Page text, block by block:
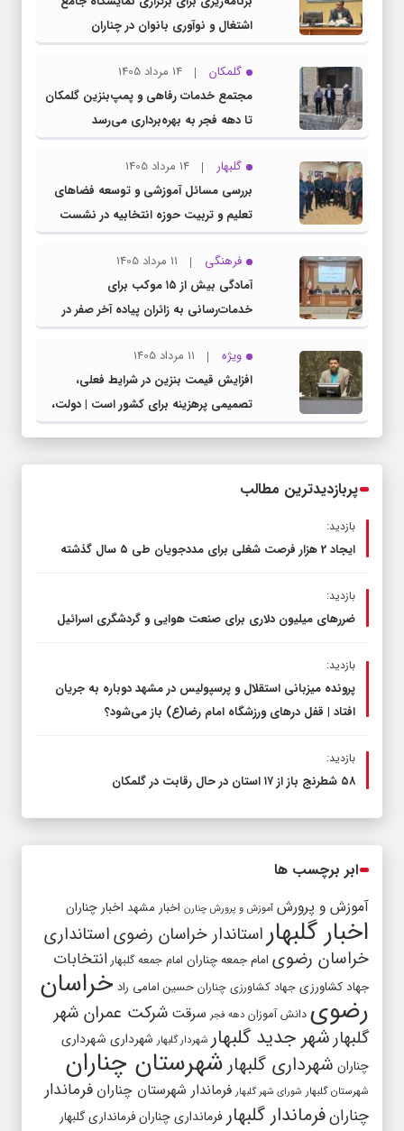
اشتغال و نوآوری بانوان در چناران
گلمکان
14 مرداد 1405
مجتمع خدمات رفاهی و پمپ‌بنزین گلمکان
تا دهه فجر به بهره‌برداری می‌رسد
گلبهار
14 مرداد 1405
بررسی مسائل آموزشی و توسعه فضاهای
تعلیم و تربیت حوزه انتخابیه در نشست
مشترک عضو کمیسیون آموزش مجلس با
مدیرکل آموزش و پرورش خراسان رضوی
فرهنگی
11 مرداد 1405
آمادگی بیش از ۱۵ موکب برای
خدمات‌رسانی به زائران پیاده آخر صفر در
شهرستان چناران
ویژه
11 مرداد 1405
افزایش قیمت بنزین در شرایط فعلی،
تصمیمی پرهزینه برای کشور است | دولت،
قاچاق سوخت و عوامل اصلی ناترازی را
پربازدیدترین مطالب
بازدید:
ایجاد 2 هزار فرصت شغلی برای مددجویان طی ۵ سال گذشته
بازدید:
ضررهای میلیون دلاری برای صنعت هوایی و گردشگری اسرائیل
بازدید:
پرونده میزبانی استقلال و پرسپولیس در مشهد دوباره به جریان
افتاد | قفل در‌های ورزشگاه امام رضا(ع) باز می‌شود؟
بازدید:
۵۸ شطرنج‌ باز از ۱۷ استان در حال رقابت در گلمکان
ابر برچسب ها
آموزش و پرورش آموزش و پرورش چنارن اخبار مشهد اخبار چناران
اخبار گلبهار استاندار خراسان رضویاستانداری
خراسان رضوی امام جمعه چناران امام جمعه گلبهار انتخابات
جهاد کشاورزی جهاد کشاورزی چناران حسین امامی راد خراسان
رضوی دانش آموزان دهه فجر سرقت شرکت عمران شهر
گلبهارشهر جدید گلبهار شهردار گلبهار شهرداری شهرداری
چناران شهرداری گلبهار شهرستان چناران
شهرستان گلبهار شورای شهر گلبهار فرماندار شهرستان چناران فرماندار
چنارانفرماندار گلبهار فرمانداری چنارانفرمانداری گلبهار